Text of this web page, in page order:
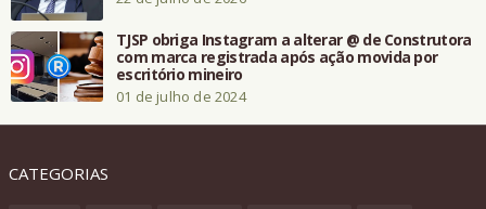
TJSP obriga Instagram a alterar @ de Construtora
com marca registrada após ação movida por
escritório mineiro
01 de julho de 2024
CATEGORIAS